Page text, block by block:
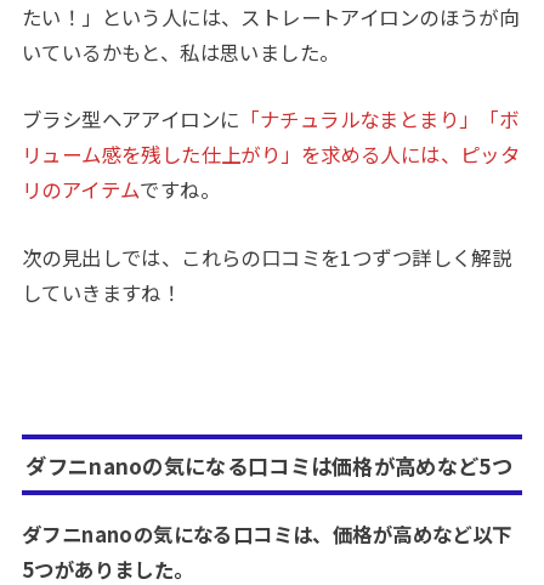
たい！」という人には、ストレートアイロンのほうが向
いているかもと、私は思いました。
ブラシ型ヘアアイロンに 「ナチュラルなまとまり」「ボ
リューム感を残した仕上がり」を求める人には、ピッタ
リのアイテムですね。
次の見出しでは、これらの口コミを1つずつ詳しく解説
していきますね！
ダフニnanoの気になる口コミは価格が高めなど5つ
ダフニnanoの気になる口コミは、価格が高めなど以下
5つがありました。